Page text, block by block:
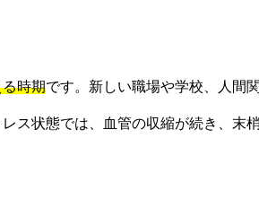
時期です。新しい職場や学校、人間
ス状態では、血管の収縮が続き、末